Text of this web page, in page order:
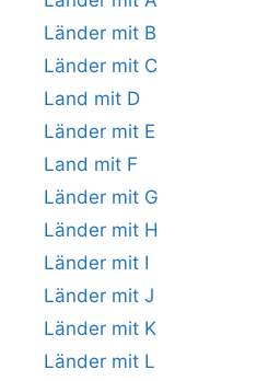
Länder mit B
Länder mit C
Land mit D
Länder mit E
Land mit F
Länder mit G
Länder mit H
Länder mit I
Länder mit J
Länder mit K
Länder mit L